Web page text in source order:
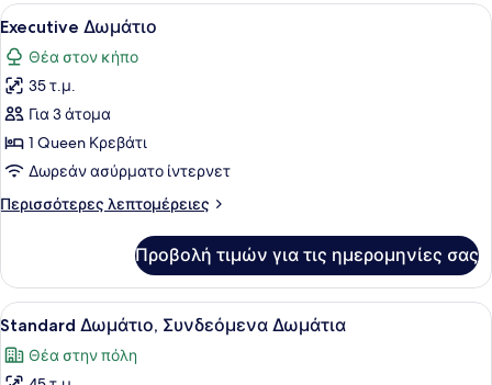
Προβολή
όλων
των
φωτογραφιών
για
Executive
Δωμάτιο
Ένα σύγχρονο δωμάτιο
21
Executive Δωμάτιο
Θέα στον κήπο
35 τ.μ.
Για 3 άτομα
1 Queen Κρεβάτι
Δωρεάν ασύρματο ίντερνετ
Περισσότερες λεπτομέρειες
Περισσότερες
Δωμάτιο
Προβολή τιμών για τις ημερομηνίες σας
Προβολή
όλων
των
Ένα δωμάτιο ξενοδοχείου με ένα
15
Standard Δωμάτιο, Συνδεόμενα Δωμάτια
Θέα στην πόλη